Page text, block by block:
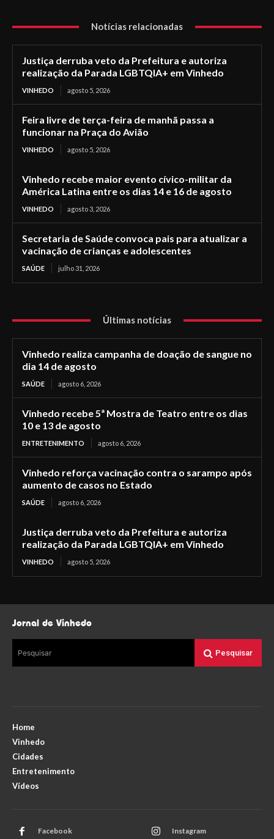
Notícias relacionadas
Justiça derruba veto da Prefeitura e autoriza
realização da Parada LGBTQIA+ em Vinhedo
VINHEDO agosto 5, 2026
Feira livre de terça-feira de manhã passa a
funcionar na Praça do Avião
VINHEDO agosto 5, 2026
Vinhedo recebe maior evento cívico-militar da
América Latina entre os dias 14 e 16 de agosto
VINHEDO agosto 3, 2026
Secretaria de Saúde convoca pais para atualizar a
vacinação de crianças e adolescentes
SAÚDE julho 31, 2026
Últimas notícias
Vinhedo realiza campanha de doação de sangue no
dia 14 de agosto
SAÚDE agosto 6, 2026
Vinhedo recebe 5ª Mostra de Teatro entre os dias
10 e 13 de agosto
ENTRETENIMENTO agosto 6, 2026
Vinhedo reforça vacinação contra o sarampo após
aumento de casos no Estado
SAÚDE agosto 6, 2026
Justiça derruba veto da Prefeitura e autoriza
realização da Parada LGBTQIA+ em Vinhedo
VINHEDO agosto 5, 2026
Jornal de Vinhedo
Pesquisar Pesquisar
Home
Vinhedo
Cidades
Entretenimento
Vídeos
Facebook Instagram